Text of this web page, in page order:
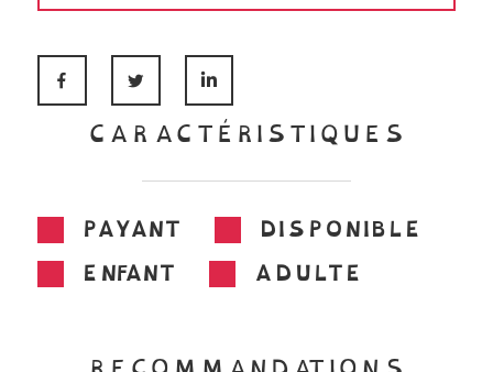
FACEBOOK
TWITTER
CARACTÉRISTIQUES
PAYANT
DISPONIBLE
ENFANT
ADULTE